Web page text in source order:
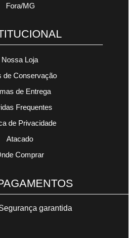
Fora/MG
Nossa Loja
de Conservação
de Entrega
Frequentes
de Privacidade
Atacado
Comprar
garantida